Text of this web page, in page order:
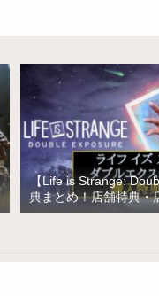
【Life is Strange:
典まとめ！店舗特典・
イズ ストレンジ ダ